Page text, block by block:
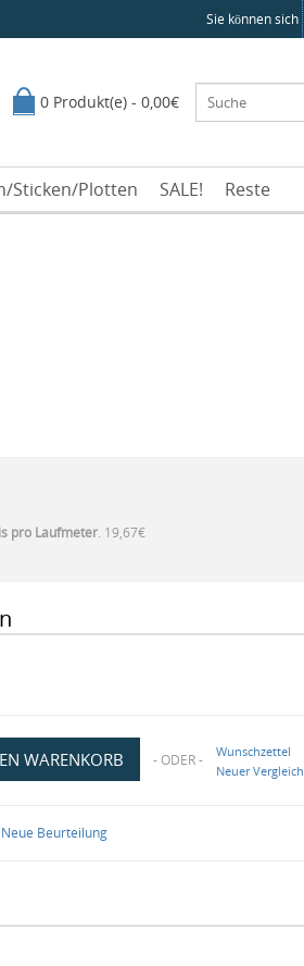
Sie können sich
0 Produkt(e) - 0,00€
Sticken/Plotten SALE! Reste
pro Laufmeter. 19,67€
- ODER -
Wunschzettel
Neuer Vergleich
Neue Beurteilung